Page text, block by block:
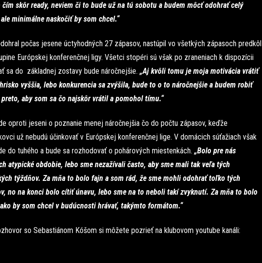
čím skôr ready, neviem či to bude už na tú sobotu a budem môcť odohrať celý
minimálne naskočiť by som chcel.“
počas jesene úctyhodných 27 zápasov, nastúpil vo všetkých zápasoch predkôl
Európskej konferenčnej ligy. Všetci stopéri sú však po zraneniach k dispozícii
sa do základnej zostavy bude náročnejšie. „Aj kvôli tomu je moja motivácia vrátiť
vyššia, lebo konkurencia sa zvýšila, bude to o to náročnejšie a budem robiť
aby som sa čo najskôr vrátil a pomohol tímu.“
oproti jeseni o poznanie menej náročnejšia čo do počtu zápasov, keďže
už nebudú účinkovať v Európskej konferenčnej lige. V domácich súťažiach však
do tuhého a bude sa rozhodovať o pohárových miestenkách. „Bolo pre nás
atypické obdobie, lebo sme nezažívali často, aby sme mali tak veľa tých
týždňov. Za mňa to bolo fajn a som rád, že sme mohli odohrať toľko tých
no na konci bolo cítiť únavu, lebo sme na to neboli takí zvyknutí. Za mňa to bolo
by som chcel v budúcnosti hrávať, takýmto formátom.“
so Sebastiánom Kóšom si môžete pozrieť na klubovom youtube kanáli: